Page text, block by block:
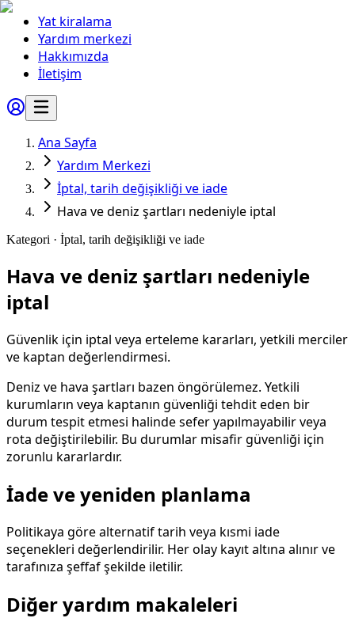
Yat kiralama
Yardım merkezi
Hakkımızda
İletişim
Ana Sayfa
Yardım Merkezi
İptal, tarih değişikliği ve iade
Hava ve deniz şartları nedeniyle iptal
Kategori · İptal, tarih değişikliği ve iade
Hava ve deniz şartları nedeniyle
iptal
Güvenlik için iptal veya erteleme kararları, yetkili merciler
ve kaptan değerlendirmesi.
Deniz ve hava şartları bazen öngörülemez. Yetkili
kurumların veya kaptanın güvenliği tehdit eden bir
durum tespit etmesi halinde sefer yapılmayabilir veya
rota değiştirilebilir. Bu durumlar misafir güvenliği için
zorunlu kararlardır.
İade ve yeniden planlama
Politikaya göre alternatif tarih veya kısmi iade
seçenekleri değerlendirilir. Her olay kayıt altına alınır ve
tarafınıza şeffaf şekilde iletilir.
Diğer yardım makaleleri